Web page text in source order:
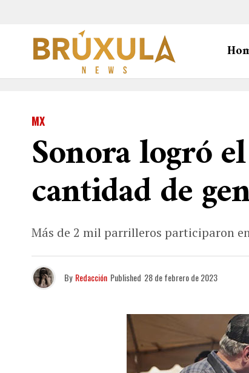
MX
Sonora logró
cantidad de
Más de 2 mil parrilleros participaron
By Redacción Published 28 de febrero de 2023